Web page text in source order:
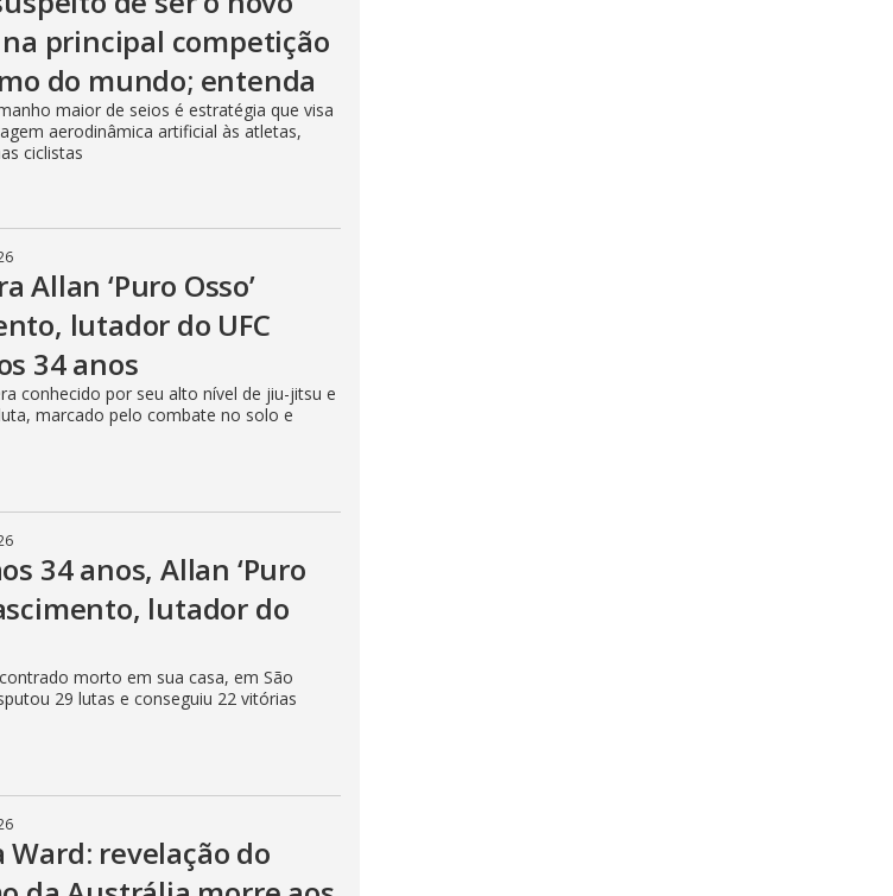
na principal competição
do mundo; entenda
maior de seios é estratégia que visa
aerodinâmica artificial às atletas,
ciclistas
Allan ‘Puro Osso’
lutador do UFC
34 anos
conhecido por seu alto nível de jiu-jitsu e
marcado pelo combate no solo e
34 anos, Allan ‘Puro
lutador do
morto em sua casa, em São
29 lutas e conseguiu 22 vitórias
Ward: revelação do